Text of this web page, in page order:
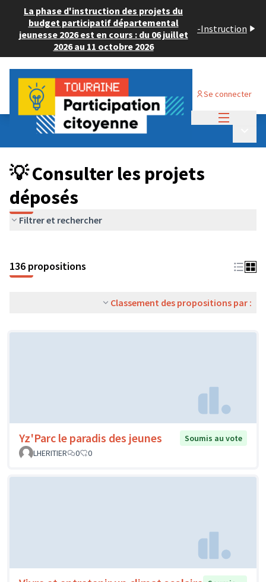
La phase d'instruction des projets du
budget participatif départemental
jeunesse 2026 est en cours : du 06 juillet
2026 au 11 octobre 2026
-Instruction
Se connecter
Budget Participatif JEUNESSE 2024
💡 Consulter les projets déposés
💡 Consulter les projets
déposés
Filtrer et rechercher
136 propositions
Classement des propositions par :
Yz'Parc le paradis des jeunes
Soumis au vote
LHERITIER
0 0